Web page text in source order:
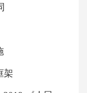
创造力，制作
发明、小制作
，进行深入的
示。组织学生
架